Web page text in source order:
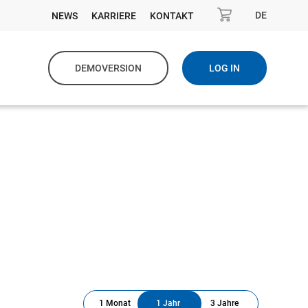
NEWS KARRIERE KONTAKT DE
DEMOVERSION LOG IN
1 Monat 1 Jahr 3 Jahre